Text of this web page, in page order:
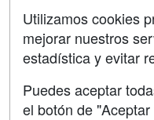
Grupo formazion:
Utilizamos cookies
mejorar nuestros
estadística y evitar
Puedes aceptar
el botón de